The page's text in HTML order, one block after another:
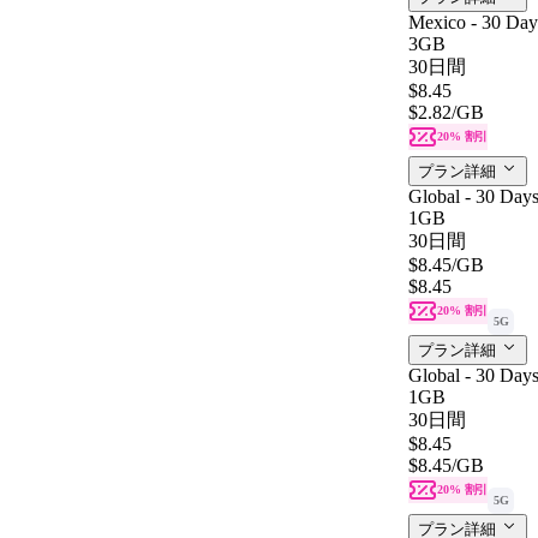
Mexico - 30
3GB
30日間
$8.45
$2.82/GB
20% 割引
プラン詳細
Global - 30 Days
1GB
30日間
$8.45/GB
$8.45
20% 割引
5G
プラン詳細
Global - 30 Days
1GB
30日間
$8.45
$8.45/GB
20% 割引
5G
プラン詳細